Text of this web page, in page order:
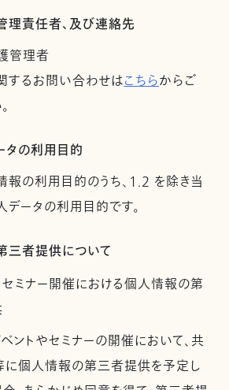
責任者、及び連絡先
管理者
するお問い合わせはこちらからご
の利用目的
報の利用目的のうち、1.2 を除き当
ータの利用目的です。
三者提供について
セミナー開催における個人情報の第
ントやセミナーの開催において、共
個人情報の第三者提供を予定し